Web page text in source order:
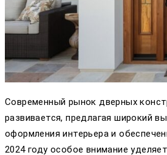
Современный рынок дверных
развивается, предлагая широкий
оформления интерьера и
2024 году особое внимание